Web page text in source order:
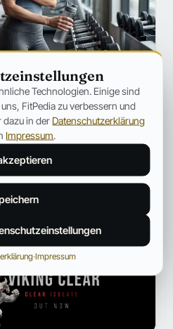
Fitness für immer
jeder über
immer häufiger unter dem
besprochen werden.
Min.
Technologien. Einige sind
FitPedia zu verbessern und
dazu in der Datenschutzerklärung
Impressum
·Impressum